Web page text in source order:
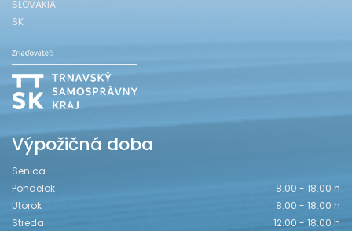
SLOVAKIA
SK
Výpožičná doba
Senica
Pondelok
8.00 - 18.00 h
Utorok
8.00 - 18.00 h
Streda
12.00 - 18.00 h